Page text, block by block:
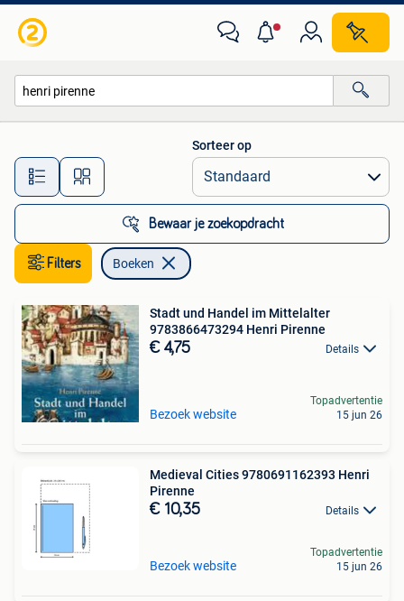
Alle afstanden…
Sorteer op
Bewaar je zoekopdracht
Filters Boeken
Stadt und Handel im Mittelalter
9783866473294 Henri Pirenne
€ 4,75 Details
Bezoek website
Topadvertentie
15 jun 26
Medieval Cities 9780691162393 Henri
Pirenne
€ 10,35 Details
Bezoek website
Topadvertentie
15 jun 26